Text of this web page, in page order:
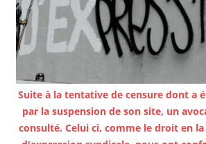
Suite à la tentative de censure dont a
par la suspension de son site, un
consulté. Celui ci, comme le droit en